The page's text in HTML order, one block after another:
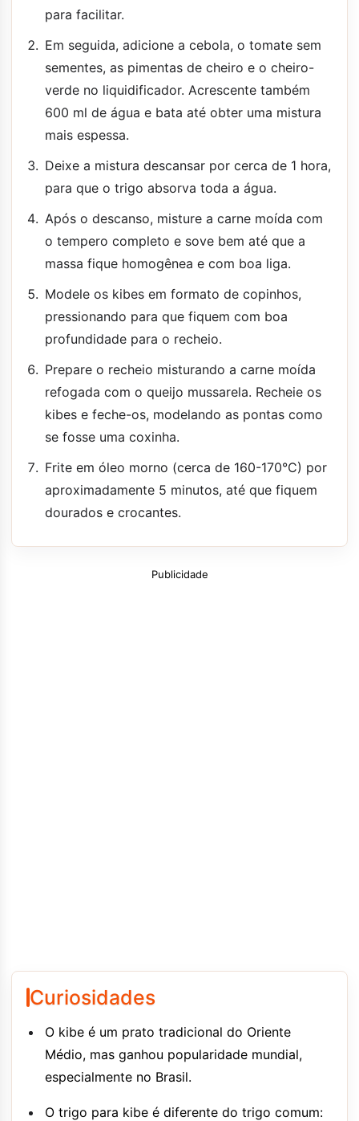
para facilitar.
Em seguida, adicione a cebola, o tomate sem
sementes, as pimentas de cheiro e o cheiro-
verde no liquidificador. Acrescente também
600 ml de água e bata até obter uma mistura
mais espessa.
Deixe a mistura descansar por cerca de 1 hora,
para que o trigo absorva toda a água.
Após o descanso, misture a carne moída com
o tempero completo e sove bem até que a
massa fique homogênea e com boa liga.
Modele os kibes em formato de copinhos,
pressionando para que fiquem com boa
profundidade para o recheio.
Prepare o recheio misturando a carne moída
refogada com o queijo mussarela. Recheie os
kibes e feche-os, modelando as pontas como
se fosse uma coxinha.
Frite em óleo morno (cerca de 160-170°C) por
aproximadamente 5 minutos, até que fiquem
dourados e crocantes.
Publicidade
Curiosidades
O kibe é um prato tradicional do Oriente
Médio, mas ganhou popularidade mundial,
especialmente no Brasil.
O trigo para kibe é diferente do trigo comum: